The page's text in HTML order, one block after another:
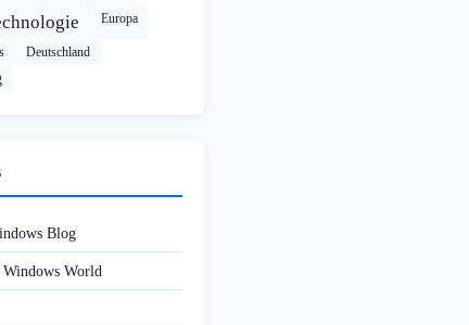
Europa
Deutschland
Blog
Windows World